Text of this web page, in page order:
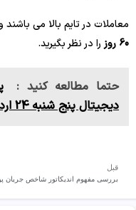
معاملات در تایم بالا می
60 روز
را در نظر بگیرید.
حتما مطالعه کنید :
دیجیتال پنج شنبه 24 اردیبهشت 1405
قبل